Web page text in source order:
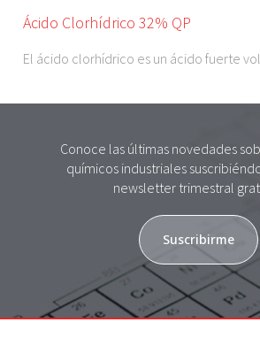
Ácido Clorhídrico 32% QP
El ácido clorhídrico es un ácido fuerte
Conoce las últimas novedades
químicos industriales
newsletter trimestral
Suscribirme